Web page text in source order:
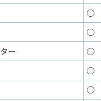
○
○
ー
○
○
○